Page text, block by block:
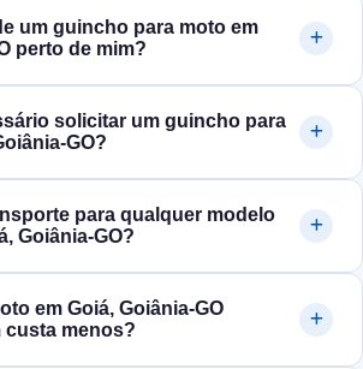
um guincho para moto em
perto de mim?
solicitar um guincho para
para qualquer modelo
Goiânia‑GO?
em Goiá, Goiânia‑GO
custa menos?